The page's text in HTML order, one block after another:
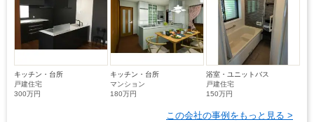
キッチン・台所
戸建住宅
300万円
キッチン・台所
マンション
180万円
浴室・ユニットバス
戸建住宅
150万円
この会社の事例をもっと見る >